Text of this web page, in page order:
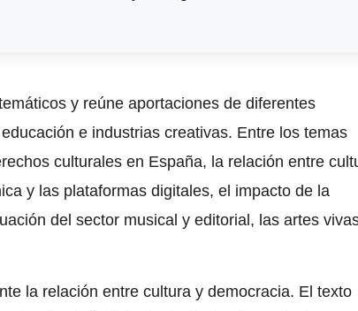
y reúne aportaciones de diferentes
e industrias creativas. Entre los temas
culturales en España, la relación entre
y las plataformas digitales, el impacto de la
del sector musical y editorial, las artes
la relación entre cultura y democracia. El texto